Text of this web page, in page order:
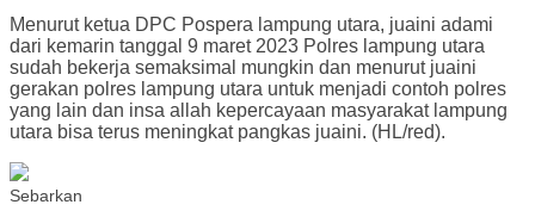
Menurut ketua DPC Pospera lampung utara, juaini adami
dari kemarin tanggal 9 maret 2023 Polres lampung utara
sudah bekerja semaksimal mungkin dan menurut juaini
gerakan polres lampung utara untuk menjadi contoh polres
yang lain dan insa allah kepercayaan masyarakat lampung
utara bisa terus meningkat pangkas juaini. (HL/red).
Sebarkan